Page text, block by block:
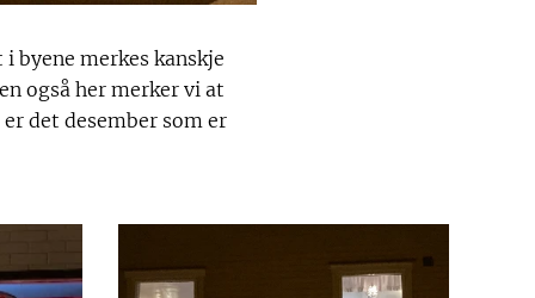
byene merkes kanskje
også her merker vi at
det desember som er